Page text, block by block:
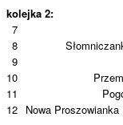
kolejka 2:
7
8
9
10
11
12 Nowa